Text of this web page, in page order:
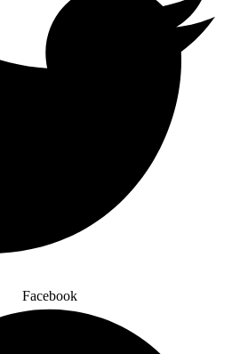
Facebook